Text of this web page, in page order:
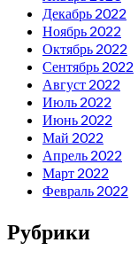
Декабрь 2022
Ноябрь 2022
Октябрь 2022
Сентябрь 2022
Август 2022
Июль 2022
Июнь 2022
Май 2022
Апрель 2022
Март 2022
Февраль 2022
Рубрики